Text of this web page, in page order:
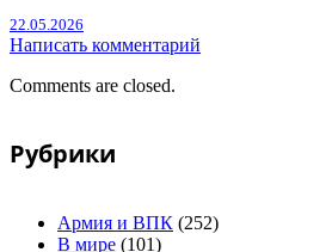
22.05.2026
Написать комментарий
Comments are closed.
Рубрики
Армия и ВПК (252)
В мире (101)